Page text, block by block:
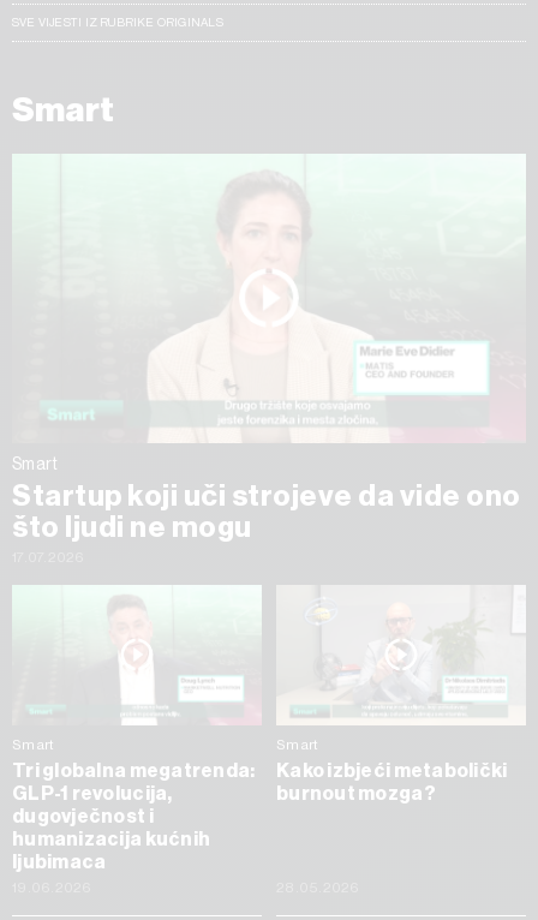
SVE VIJESTI IZ RUBRIKE ORIGINALS
Smart
Smart
Startup koji uči strojeve da vide ono
što ljudi ne mogu
Smart
Tri globalna megatrenda:
GLP-1 revolucija,
dugovječnost i
humanizacija kućnih
ljubimaca
Smart
Kako izbjeći metabolički
burnout mozga?